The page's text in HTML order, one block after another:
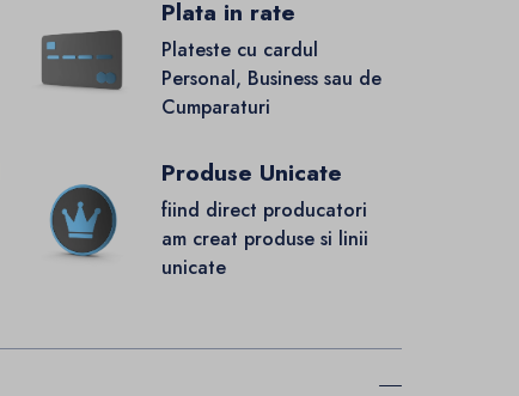
Plata in rate
Plateste cu cardul
Personal, Business sau de
Cumparaturi
Produse Unicate
fiind direct producatori
am creat produse si linii
unicate